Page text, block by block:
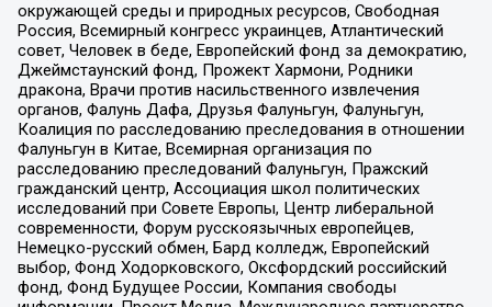
окружающей среды и природных ресурсов, Свободная
Россия, Всемирный конгресс украинцев, Атлантический
совет, Человек в беде, Европейский фонд за демократию,
Джеймстаунский фонд, Прожект Хармони, Родники
дракона, Врачи против насильственного извлечения
органов, Фалунь Дафа, Друзья Фалуньгун, Фалуньгун,
Коалиция по расследованию преследования в отношении
Фалуньгун в Китае, Всемирная организация по
расследованию преследований Фалуньгун, Пражский
гражданский центр, Ассоциация школ политических
исследований при Совете Европы, Центр либеральной
современности, Форум русскоязычных европейцев,
Немецко-русский обмен, Бард колледж, Европейский
выбор, Фонд Ходорковского, Оксфордский российский
фонд, Фонд Будущее России, Компания свободы